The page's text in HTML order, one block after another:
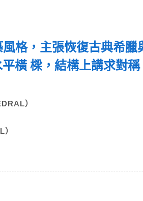
格，主張恢復古典希臘
橫 樑，結構上講求對
）
）